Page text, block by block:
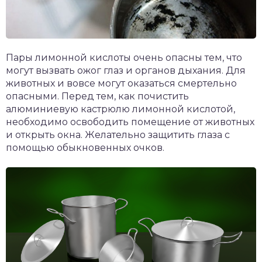
Пары лимонной кислоты очень опасны тем, что
могут вызвать ожог глаз и органов дыхания. Для
животных и вовсе могут оказаться смертельно
опасными. Перед тем, как почистить
алюминиевую кастрюлю лимонной кислотой,
необходимо освободить помещение от животных
и открыть окна. Желательно защитить глаза с
помощью обыкновенных очков.